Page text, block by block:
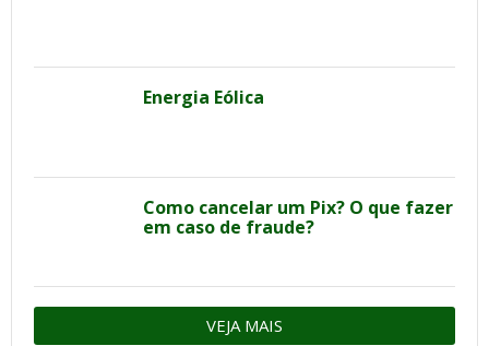
Energia Eólica
Como cancelar um Pix? O que fazer
em caso de fraude?
VEJA MAIS